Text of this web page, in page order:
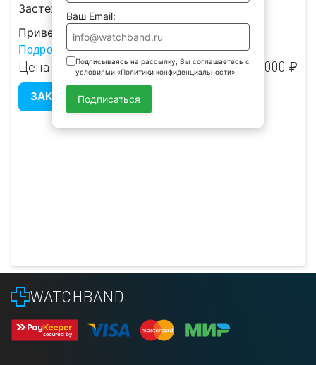
Ваш Email:
Подписываясь на рассылку, Вы соглашаетесь с
условиями «Политики конфиденциальности».
Подписаться
Застежка ремешка наручных часов.
Привезем на заказ
Подробнее...
Цена: 4 000 ₽
ЗАКАЗАТЬ
WATCHBAND